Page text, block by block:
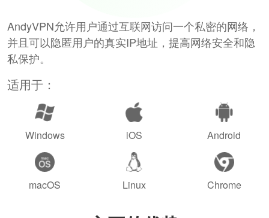
AndyVPN允许用户通过互联网访问一个私密的网络，
并且可以隐匿用户的真实IP地址，提高网络安全和隐
私保护。
适用于：
Windows iOS Android
macOS Linux Chrome